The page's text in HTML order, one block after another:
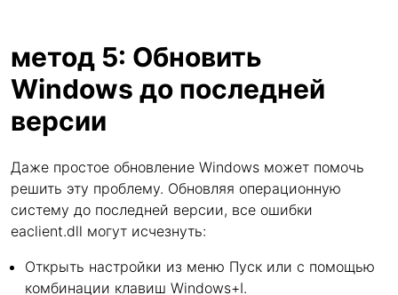
метод 5: Обновить
Windows до последней
версии
Даже простое обновление Windows может помочь
решить эту проблему. Обновляя операционную
систему до последней версии, все ошибки
eaclient.dll могут исчезнуть:
Открыть настройки из меню Пуск или с помощью
комбинации клавиш Windows+I.